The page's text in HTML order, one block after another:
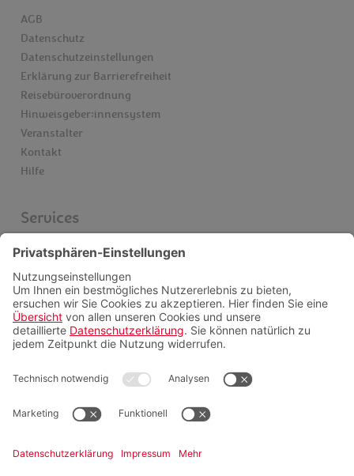
AGB
Datenschutz
Datenschutzeinstellungen
Erklärung zur Barrierefreiheit
Reisebüroverordnung
Hinweisgeber:innensystem
Veranstalter
Kontakt
Hilfe
Services
Einreise & Visum
Kataloge
Newsletter
Schwarze Liste Airlines
Servicepauschalen
Videoberatung
Zahlungsmöglichkeiten